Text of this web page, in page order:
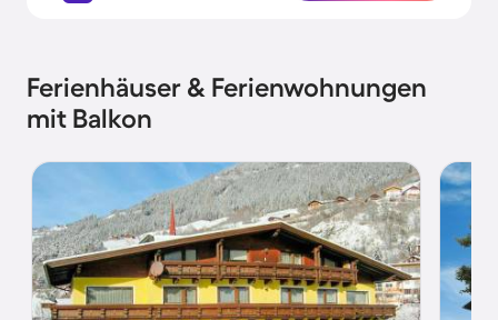
Ferienhäuser & Ferienwohnungen
mit Balkon